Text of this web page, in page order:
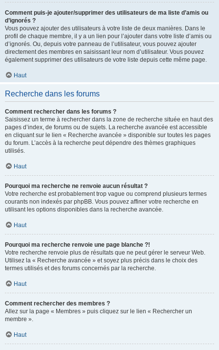
Comment puis-je ajouter/supprimer des utilisateurs de ma liste d’amis ou
d’ignorés ?
Vous pouvez ajouter des utilisateurs à votre liste de deux manières. Dans le
profil de chaque membre, il y a un lien pour l’ajouter dans votre liste d’amis ou
d’ignorés. Ou, depuis votre panneau de l’utilisateur, vous pouvez ajouter
directement des membres en saisissant leur nom d’utilisateur. Vous pouvez
également supprimer des utilisateurs de votre liste depuis cette même page.
Haut
Recherche dans les forums
Comment rechercher dans les forums ?
Saisissez un terme à rechercher dans la zone de recherche située en haut des
pages d’index, de forums ou de sujets. La recherche avancée est accessible
en cliquant sur le lien « Recherche avancée » disponible sur toutes les pages
du forum. L’accès à la recherche peut dépendre des thèmes graphiques
utilisés.
Haut
Pourquoi ma recherche ne renvoie aucun résultat ?
Votre recherche est probablement trop vague ou comprend plusieurs termes
courants non indexés par phpBB. Vous pouvez affiner votre recherche en
utilisant les options disponibles dans la recherche avancée.
Haut
Pourquoi ma recherche renvoie une page blanche ?!
Votre recherche renvoie plus de résultats que ne peut gérer le serveur Web.
Utilisez la « Recherche avancée » et soyez plus précis dans le choix des
termes utilisés et des forums concernés par la recherche.
Haut
Comment rechercher des membres ?
Allez sur la page « Membres » puis cliquez sur le lien « Rechercher un
membre ».
Haut